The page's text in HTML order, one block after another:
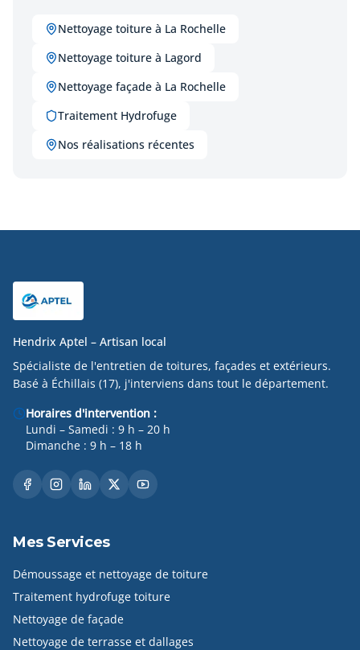
Nettoyage toiture à La Rochelle
Nettoyage toiture à Lagord
Nettoyage façade à La Rochelle
Traitement Hydrofuge
Nos réalisations récentes
Hendrix Aptel – Artisan local
Spécialiste de l'entretien de toitures, façades et extérieurs.
Basé à Échillais (17), j'interviens dans tout le département.
Horaires d'intervention :
Lundi – Samedi : 9 h – 20 h
Dimanche : 9 h – 18 h
Mes Services
Démoussage et nettoyage de toiture
Traitement hydrofuge toiture
Nettoyage de façade
Nettoyage de terrasse et dallages